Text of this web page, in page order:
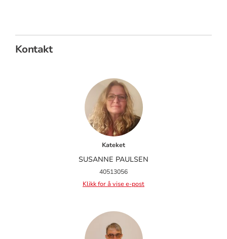
Kontakt
Kateket
SUSANNE PAULSEN
40513056
Klikk for å vise e-post